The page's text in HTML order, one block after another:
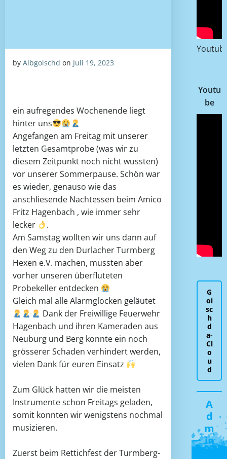
by Albgoischd on Juli 19, 2023
ein aufregendes Wochenende liegt
hinter uns
Angefangen am Freitag mit unserer
letzten Gesamtprobe (was wir zu
diesem Zeitpunkt noch nicht wussten)
vor unserer Sommerpause. Schön war
es wieder, genauso wie das
anschliesende Nachtessen beim Amico
Fritz Hagenbach , wie immer sehr
lecker
.
Am Samstag wollten wir uns dann auf
den Weg zu den Durlacher Turmberg
Hexen e.V. machen, mussten aber
vorher unseren überfluteten
Probekeller entdecken
Gleich mal alle Alarmglocken geläutet
Dank der Freiwillige Feuerwehr
Hagenbach und ihren Kameraden aus
Neuburg und Berg konnte ein noch
grösserer Schaden verhindert werden,
vielen Dank für euren Einsatz
Zum Glück hatten wir die meisten
Instrumente schon Freitags geladen,
somit konnten wir wenigstens nochmal
musizieren.
Zuerst beim Rettichfest der Turmberg-
Youtu
be
G
oi
sc
h
d
a-
Cl
o
u
d
A
d
m
in